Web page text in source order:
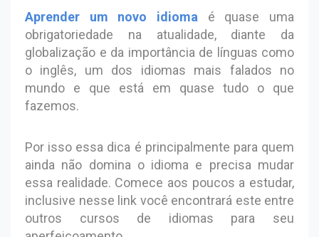
Aprender um novo idioma é quase uma
obrigatoriedade na atualidade, diante da
globalização e da importância de línguas como
o inglês, um dos idiomas mais falados no
mundo e que está em quase tudo o que
fazemos.
Por isso essa dica é principalmente para quem
ainda não domina o idioma e precisa mudar
essa realidade. Comece aos poucos a estudar,
inclusive nesse link você encontrará este entre
outros cursos de idiomas para seu